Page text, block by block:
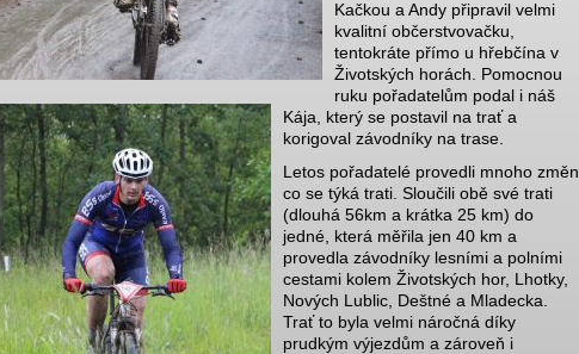
Kačkou a Andy připravil velmi
kvalitní občerstvovačku,
tentokráte přímo u hřebčína v
Životských horách. Pomocnou
ruku pořadatelům podal i náš
Kája, který se postavil na trať a
korigoval závodníky na trase.
Letos pořadatelé provedli mnoho změn
co se týká trati. Sloučili obě své trati
(dlouhá 56km a krátka 25 km) do
jedné, která měřila jen 40 km a
provedla závodníky lesními a polními
cestami kolem Životských hor, Lhotky,
Nových Lublic, Deštné a Mladecka.
Trať to byla velmi náročná díky
prudkým výjezdům a zároveň i